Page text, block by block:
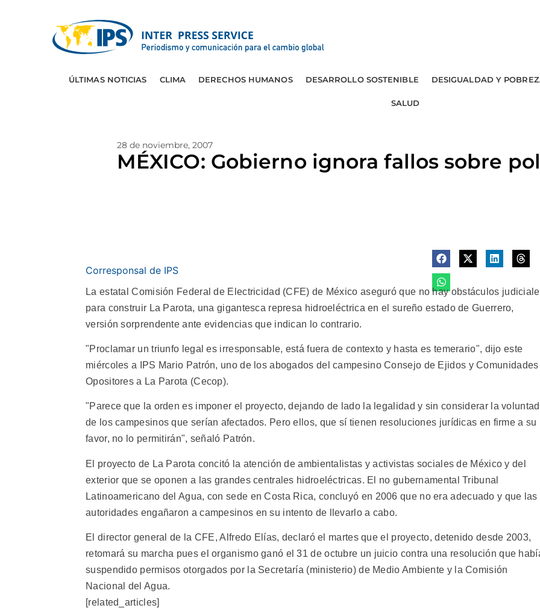
ÚLTIMAS NOTICIAS CLIMA DERECHOS HUMANOS DESARROLLO SOSTENIBLE DESIGUALDAD Y
SALUD
28 de noviembre, 2007
MÉXICO: Gobierno ignora fallos sobre
Corresponsal de IPS
La estatal Comisión Federal de Electricidad (CFE) de México aseguró que no hay obstáculos
para construir La Parota, una gigantesca represa hidroeléctrica en el sureño estado de Guerrero,
versión sorprendente ante evidencias que indican lo contrario.
"Proclamar un triunfo legal es irresponsable, está fuera de contexto y hasta es temerario", dijo este
miércoles a IPS Mario Patrón, uno de los abogados del campesino Consejo de Ejidos y Comunidades
Opositores a La Parota (Cecop).
"Parece que la orden es imponer el proyecto, dejando de lado la legalidad y sin considerar la voluntad
de los campesinos que serían afectados. Pero ellos, que sí tienen resoluciones jurídicas en firme a su
favor, no lo permitirán", señaló Patrón.
El proyecto de La Parota concitó la atención de ambientalistas y activistas sociales de México y del
exterior que se oponen a las grandes centrales hidroeléctricas. El no gubernamental Tribunal
Latinoamericano del Agua, con sede en Costa Rica, concluyó en 2006 que no era adecuado y que las
autoridades engañaron a campesinos en su intento de llevarlo a cabo.
El director general de la CFE, Alfredo Elías, declaró el martes que el proyecto, detenido desde 2003,
retomará su marcha pues el organismo ganó el 31 de octubre un juicio contra una resolución que
suspendido permisos otorgados por la Secretaría (ministerio) de Medio Ambiente y la Comisión
Nacional del Agua.
[related_articles]